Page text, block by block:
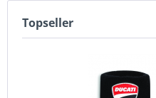
Topseller